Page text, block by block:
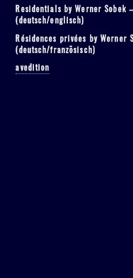
facebookLinkedInXING
Residentials by Werner Sobek
(deutsch/englisch)
Résidences privées by Werner
(deutsch/französisch)
avedition